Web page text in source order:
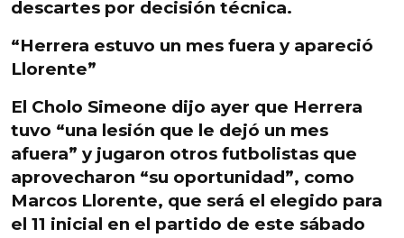
descartes por decisión técnica.
“Herrera estuvo un mes fuera y apareció
Llorente”
El Cholo Simeone dijo ayer que Herrera
tuvo “una lesión que le dejó un mes
afuera” y jugaron otros futbolistas que
aprovecharon “su oportunidad”, como
Marcos Llorente, que será el elegido para
el 11 inicial en el partido de este sábado